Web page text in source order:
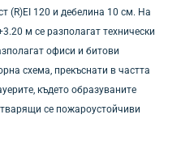
(R)EI 120 и дебелина 10 см. На
м се разполагат технически
офиси и битови
схема, прекъснати в частта
където образуваните
се пожароустойчиви